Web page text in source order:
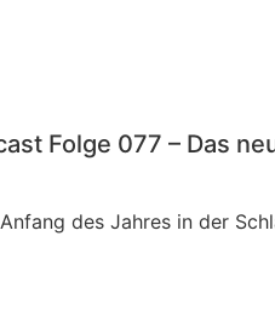
Folge 077 – Das
des Jahres in der